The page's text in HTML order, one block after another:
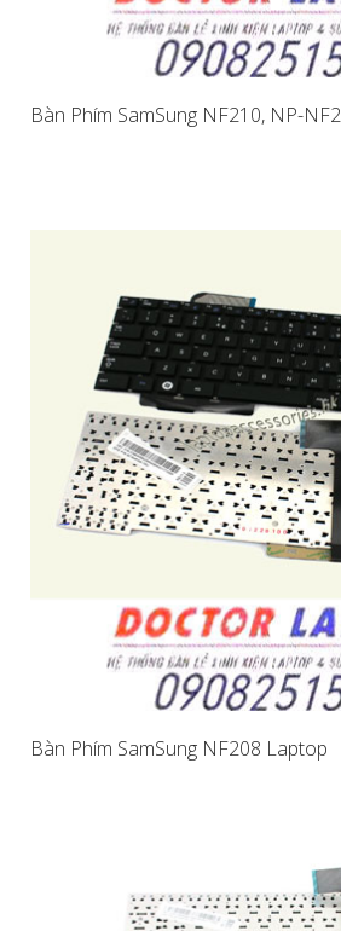
Bàn Phím SamSung NF210, NP-
Bàn Phím SamSung NF208 Laptop